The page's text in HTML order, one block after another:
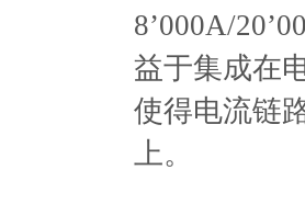
8’000A/
益于集成在
使得电流链
上。